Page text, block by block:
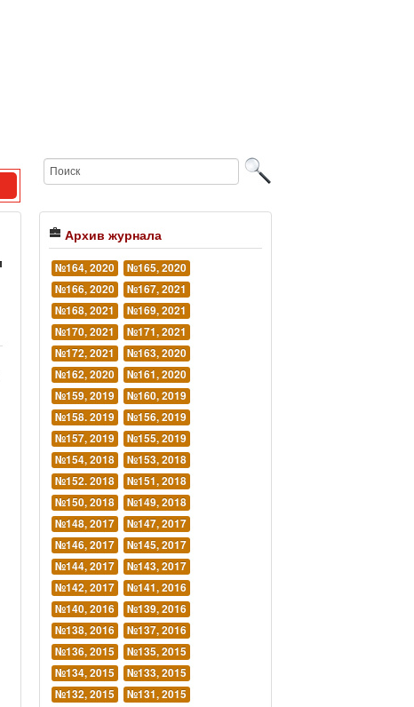
Архив журнала
№164, 2020
№165, 2020
№166, 2020
№167, 2021
№168, 2021
№169, 2021
№170, 2021
№171, 2021
№172, 2021
№163, 2020
№162, 2020
№161, 2020
№159, 2019
№160, 2019
№158. 2019
№156, 2019
№157, 2019
№155, 2019
№154, 2018
№153, 2018
№152. 2018
№151, 2018
№150, 2018
№149, 2018
№148, 2017
№147, 2017
№146, 2017
№145, 2017
№144, 2017
№143, 2017
№142, 2017
№141, 2016
№140, 2016
№139, 2016
№138, 2016
№137, 2016
№136, 2015
№135, 2015
№134, 2015
№133, 2015
№132, 2015
№131, 2015